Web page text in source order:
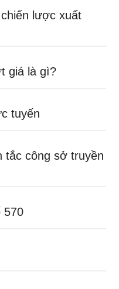
lược xuất
giá là gì?
tuyến
tắc công sở truyền
570